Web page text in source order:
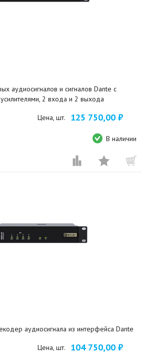
аудиосигналов и сигналов Dante с
2 входа и 2 выхода
Цена, шт. 125 750,00 ₽
В наличии
аудиосигнала из интерфейса Dante
Цена, шт. 104 750,00 ₽